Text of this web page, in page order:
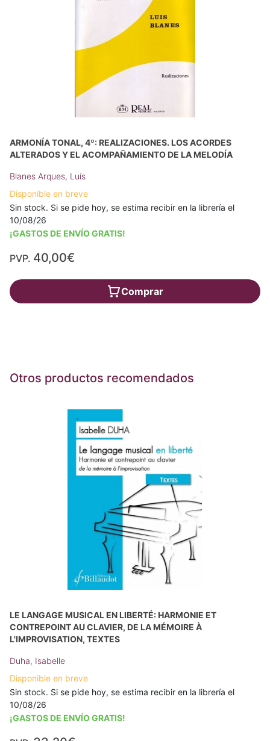
ARMONÍA TONAL, 4º: REALIZACIONES. LOS ACORDES
ALTERADOS Y EL ACOMPAÑAMIENTO DE LA MELODÍA
Blanes Arques, Luís
Disponible en breve
Sin stock. Si se pide hoy, se estima recibir en la librería el
10/08/26
¡GASTOS DE ENVÍO GRATIS!
PVP. 40,00€
Comprar
Otros productos recomendados
LE LANGAGE MUSICAL EN LIBERTÉ: HARMONIE ET
CONTREPOINT AU CLAVIER, DE LA MÉMOIRE À
L'IMPROVISATION, TEXTES
Duha, Isabelle
Disponible en breve
Sin stock. Si se pide hoy, se estima recibir en la librería el
10/08/26
¡GASTOS DE ENVÍO GRATIS!